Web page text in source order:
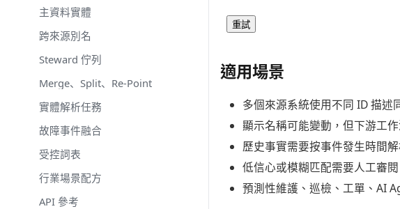
主資料實體
跨來源別名
Steward 佇列
Merge、Split、Re-Point
實體解析任務
故障事件融合
受控詞表
行業場景配方
API 參考
重試
適用場景
多個來源系統使用不同 ID 描述
顯示名稱可能變動，但下游工
歷史事實需要按事件發生時間
低信心或模糊匹配需要人工審閱
預測性維護、巡檢、工單、AI